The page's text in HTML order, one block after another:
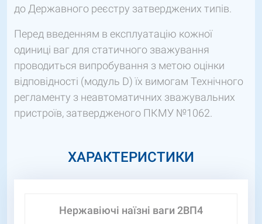
до Державного реєстру затверджених типів.
Перед введенням в експлуатацію кожної
одиниці ваг для статичного зважування
проводиться випробування з метою оцінки
відповідності (модуль D) їх вимогам Технічного
регламенту з неавтоматичних зважувальних
пристроїв, затвердженого ПКМУ №1062.
ХАРАКТЕРИСТИКИ
Нержавіючі наїзні ваги 2ВП4